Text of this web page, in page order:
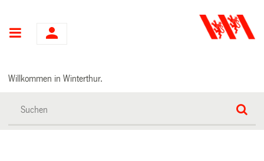
Hauptnavigation
Willkommen in Winterthur.